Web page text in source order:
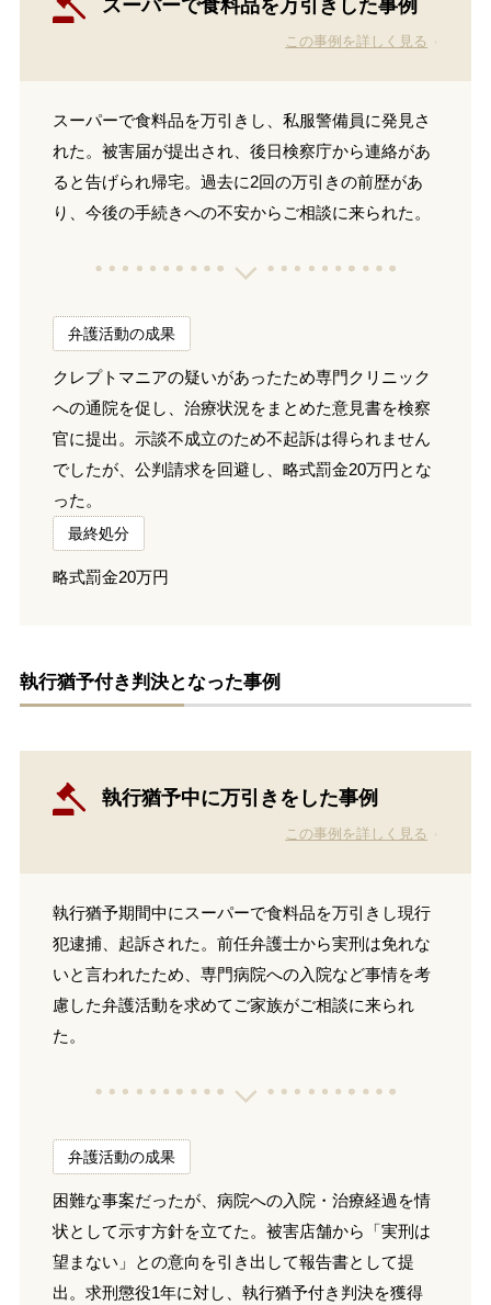
スーパーで食料品を万引きした事例
この事例を詳しく見る
スーパーで食料品を万引きし、私服警備員に発見さ
れた。被害届が提出され、後日検察庁から連絡があ
ると告げられ帰宅。過去に2回の万引きの前歴があ
り、今後の手続きへの不安からご相談に来られた。
弁護活動の成果
クレプトマニアの疑いがあったため専門クリニック
への通院を促し、治療状況をまとめた意見書を検察
官に提出。示談不成立のため不起訴は得られません
でしたが、公判請求を回避し、略式罰金20万円とな
った。
最終処分
略式罰金20万円
執行猶予付き判決となった事例
執行猶予中に万引きをした事例
この事例を詳しく見る
執行猶予期間中にスーパーで食料品を万引きし現行
犯逮捕、起訴された。前任弁護士から実刑は免れな
いと言われたため、専門病院への入院など事情を考
慮した弁護活動を求めてご家族がご相談に来られ
た。
弁護活動の成果
困難な事案だったが、病院への入院・治療経過を情
状として示す方針を立てた。被害店舗から「実刑は
望まない」との意向を引き出して報告書として提
出。求刑懲役1年に対し、執行猶予付き判決を獲得